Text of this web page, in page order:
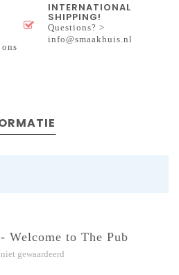
INTERNATIONAL
SHIPPING!
Questions? >
info@smaakhuis.nl
Welcome to The Pub
gewaardeerd